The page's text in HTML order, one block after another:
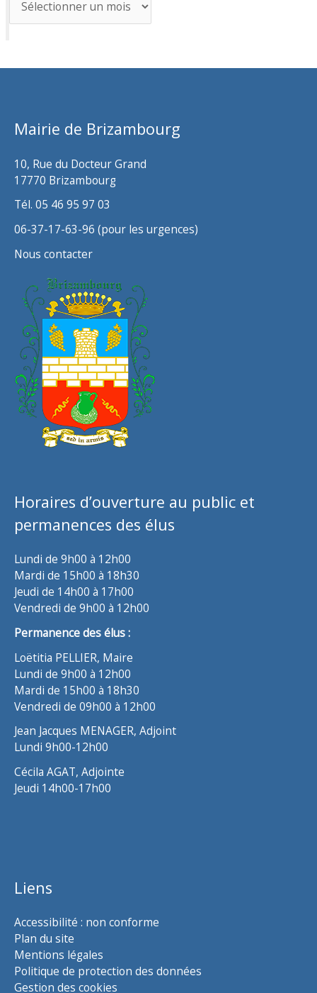
r
h
Mairie de Brizambourg
10, Rue du Docteur Grand
17770 Brizambourg
Tél. 05 46 95 97 03
06-37-17-63-96 (pour les urgences)
Nous contacter
Horaires d’ouverture au public et
permanences des élus
Lundi de 9h00 à 12h00
Mardi de 15h00 à 18h30
Jeudi de 14h00 à 17h00
Vendredi de 9h00 à 12h00
Permanence des élus :
Loëtitia PELLIER, Maire
Lundi de 9h00 à 12h00
Mardi de 15h00 à 18h30
Vendredi de 09h00 à 12h00
Jean Jacques MENAGER, Adjoint
Lundi 9h00-12h00
Cécila AGAT, Adjointe
Jeudi 14h00-17h00
Liens
Accessibilité : non conforme
Plan du site
Mentions légales
Politique de protection des données
Gestion des cookies